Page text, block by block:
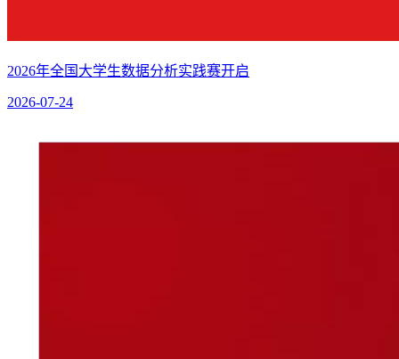
2026年全国大学生数据分析实践赛开启
2026-07-24